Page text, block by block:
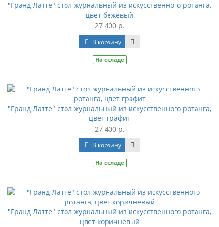
"Гранд Латте" стол журнальный из искусственного ротанга,
цвет бежевый
27 400 р.
В корзину
На складе
"Гранд Латте" стол журнальный из искусственного ротанга,
цвет графит
27 400 р.
В корзину
На складе
"Гранд Латте" стол журнальный из искусственного ротанга,
цвет коричневый